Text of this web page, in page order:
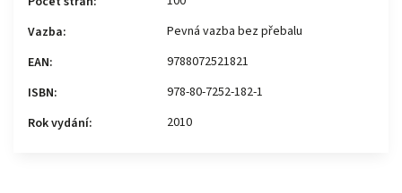
Vazba:
Pevná vazba bez přebalu
EAN:
9788072521821
ISBN:
978-80-7252-182-1
Rok vydání: 2010